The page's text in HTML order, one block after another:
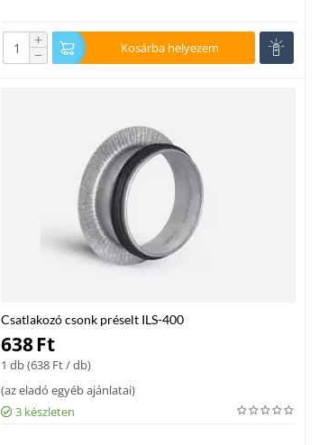
+
− Kosárba helyezem
Csatlakozó csonk préselt ILS-400
638Ft
1 db (638 Ft/ db)
(az eladó egyéb ajánlatai)
3 készleten